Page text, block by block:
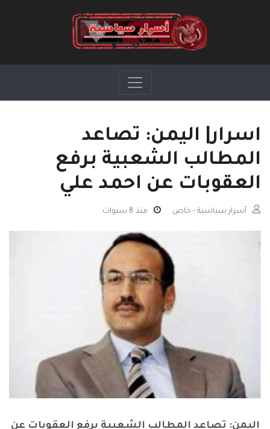
اسرار| اليمن: تصاعد
المطالب الشعبية برفع
العقوبات عن احمد علي
أسرار سياسية - خاص منذ 8 سنوات
اليمن: تصاعد المطالب الشعبية برفع العقوبات عن